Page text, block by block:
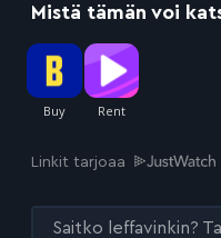
Mistä tämän voi
Linkit tarjoaa
Saitko leffavinkin?